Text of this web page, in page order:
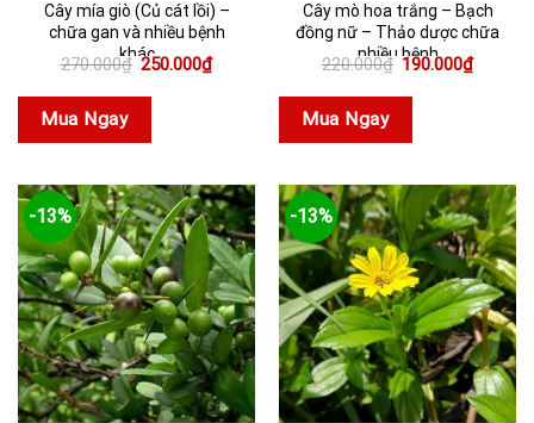
Cây mía giò (Củ cát lồi) –
chữa gan và nhiều bệnh
khác
270.000₫ Giá
là:
250.000₫Giá
hiện
Mua Ngay
Cây mò hoa trắng – Bạch
đồng nữ – Thảo dược chữa
nhiều bệnh
220.000₫ Giá
là:
190.000₫Giá
hiện
Mua Ngay
-13% -13%